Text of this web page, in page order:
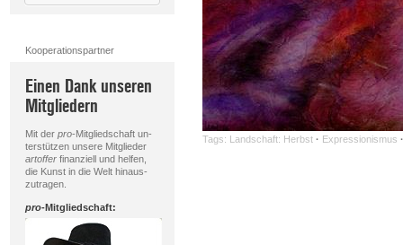
Kooperationspartner
Einen Dank unseren
Mitgliedern
Mit der pro-Mitgliedschaft un-
terstützen unsere Mitglieder
artofferfinanziell und helfen,
die Kunst in die Welt hinaus-
zutragen.
pro-Mitgliedschaft:
Tags: Landschaft: Herbst · Expressionismus ·